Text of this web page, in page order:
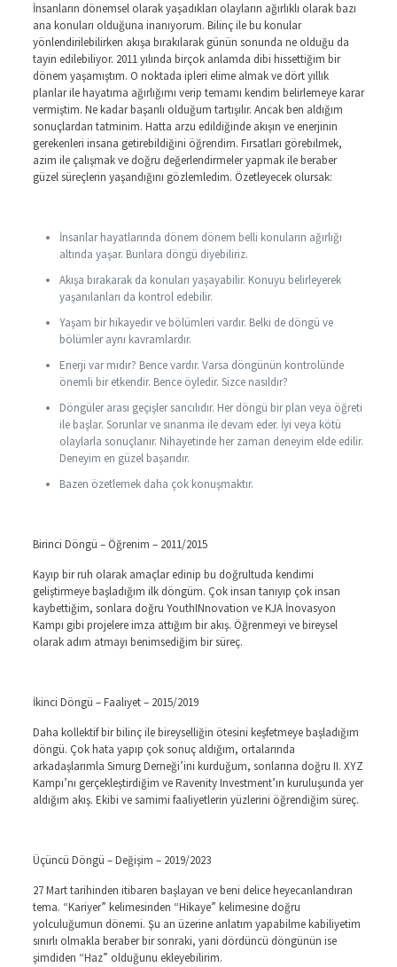
İnsanların dönemsel olarak yaşadıkları olayların ağırlıklı olarak bazı
ana konuları olduğuna inanıyorum. Bilinç ile bu konular
yönlendirilebilirken akışa bırakılarak günün sonunda ne olduğu da
tayin edilebiliyor. 2011 yılında birçok anlamda dibi hissettiğim bir
dönem yaşamıştım. O noktada ipleri elime almak ve dört yıllık
planlar ile hayatıma ağırlığımı verip temamı kendim belirlemeye karar
vermiştim. Ne kadar başarılı olduğum tartışılır. Ancak ben aldığım
sonuçlardan tatminim. Hatta arzu edildiğinde akışın ve enerjinin
gerekenleri insana getirebildiğini öğrendim. Fırsatları görebilmek,
azim ile çalışmak ve doğru değerlendirmeler yapmak ile beraber
güzel süreçlerin yaşandığını gözlemledim. Özetleyecek olursak:
İnsanlar hayatlarında dönem dönem belli konuların ağırlığı
altında yaşar. Bunlara döngü diyebiliriz.
Akışa bırakarak da konuları yaşayabilir. Konuyu belirleyerek
yaşanılanları da kontrol edebilir.
Yaşam bir hikayedir ve bölümleri vardır. Belki de döngü ve
bölümler aynı kavramlardır.
Enerji var mıdır? Bence vardır. Varsa döngünün kontrolünde
önemli bir etkendir. Bence öyledir. Sizce nasıldır?
Döngüler arası geçişler sancılıdır. Her döngü bir plan veya öğreti
ile başlar. Sorunlar ve sınanma ile devam eder. İyi veya kötü
olaylarla sonuçlanır. Nihayetinde her zaman deneyim elde edilir.
Deneyim en güzel başarıdır.
Bazen özetlemek daha çok konuşmaktır.
Birinci Döngü – Öğrenim – 2011/2015
Kayıp bir ruh olarak amaçlar edinip bu doğrultuda kendimi
geliştirmeye başladığım ilk döngüm. Çok insan tanıyıp çok insan
kaybettiğim, sonlara doğru YouthINnovation ve KJA İnovasyon
Kampı gibi projelere imza attığım bir akış. Öğrenmeyi ve bireysel
olarak adım atmayı benimsediğim bir süreç.
İkinci Döngü – Faaliyet – 2015/2019
Daha kollektif bir bilinç ile bireyselliğin ötesini keşfetmeye başladığım
döngü. Çok hata yapıp çok sonuç aldığım, ortalarında
arkadaşlarımla Simurg Derneği’ini kurduğum, sonlarına doğru II. XYZ
Kampı’nı gerçekleştirdiğim ve Ravenity Investment’ın kuruluşunda yer
aldığım akış. Ekibi ve samimi faaliyetlerin yüzlerini öğrendiğim süreç.
Üçüncü Döngü – Değişim – 2019/2023
27 Mart tarihinden itibaren başlayan ve beni delice heyecanlandıran
tema. “Kariyer” kelimesinden “Hikaye” kelimesine doğru
yolculuğumun dönemi. Şu an üzerine anlatım yapabilme kabiliyetim
sınırlı olmakla beraber bir sonraki, yani dördüncü döngünün ise
şimdiden “Haz” olduğunu ekleyebilirim.